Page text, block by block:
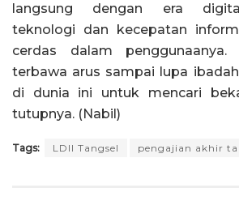
langsung dengan era
teknologi dan kecepatan
cerdas dalam penggunaanya.
terbawa arus sampai lupa
di dunia ini untuk mencari
tutupnya. (Nabil)
Tags: LDII Tangsel pengajian akhir